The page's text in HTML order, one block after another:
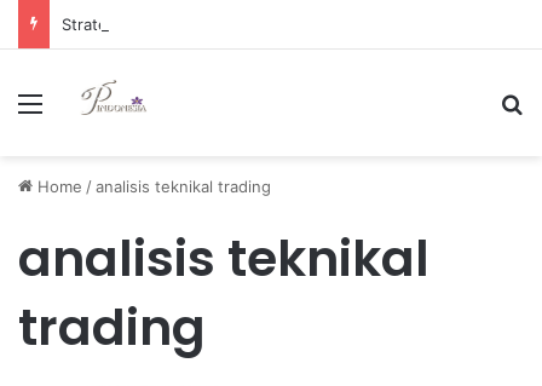
Menu
Home /analisis teknikal trading
analisis teknikal
trading